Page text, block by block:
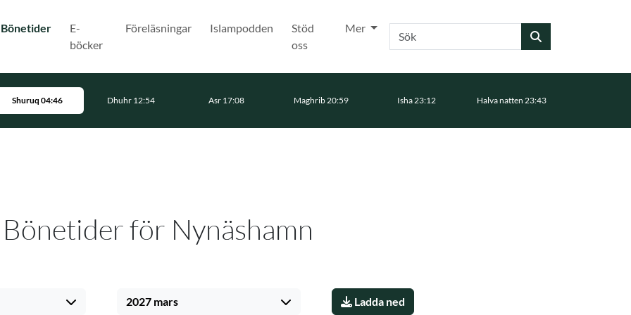
Bönetider(Nuvarande)
E-
böcker
Föreläsningar Islampodden
Stöd
oss
Mer Sök
Shuruq 04:46 Dhuhr 12:54 Asr 17:08 Maghrib 20:59 Isha 23:12 Halva natten 23:43
Bönetider för Nynäshamn
2027 mars Ladda ned